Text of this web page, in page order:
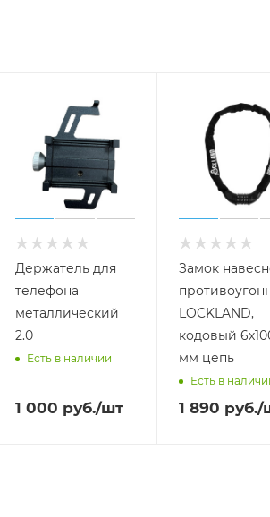
Держатель для
телефона
металлический
2.0
Есть в наличии
1 000 руб./шт
Замок
LOCKLAND,
кодовый
мм цепь
Есть в
1 890 руб./